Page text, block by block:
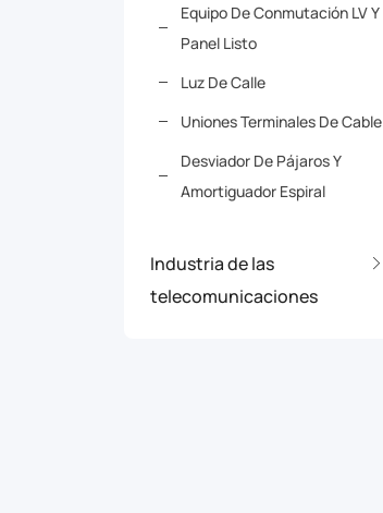
Equipo De Conmutación LV Y
Panel Listo
Luz De Calle
Uniones Terminales De Cable
Desviador De Pájaros Y
Amortiguador Espiral
Industria de las
telecomunicaciones